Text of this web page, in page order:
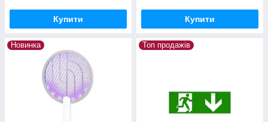
Купити Купити
Новинка Топ продажів